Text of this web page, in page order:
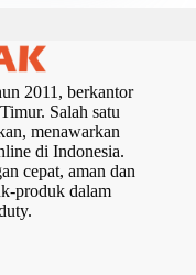
2011, berkantor
Salah satu
menawarkan
di Indonesia.
cepat, aman dan
produk dalam